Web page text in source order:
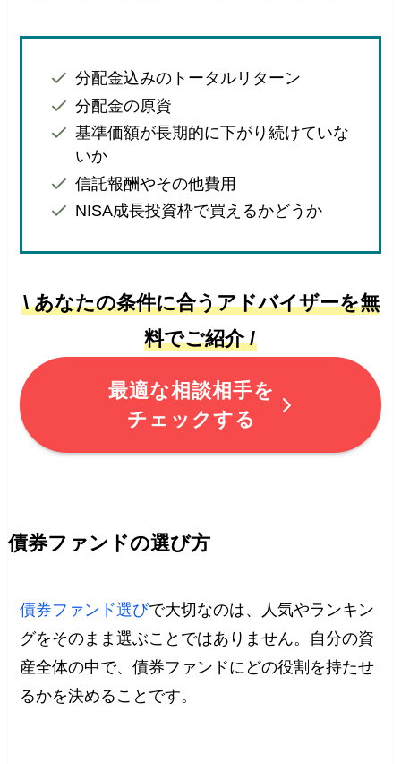
分配金込みのトータルリターン
分配金の原資
基準価額が長期的に下がり続けていな
いか
信託報酬やその他費用
NISA成長投資枠で買えるかどうか
\ あなたの条件に合うアドバイザーを無
料でご紹介 /
最適な相談相手を
チェックする
債券ファンドの選び方
債券ファンド選びで大切なのは、人気やランキン
グをそのまま選ぶことではありません。自分の資
産全体の中で、債券ファンドにどの役割を持たせ
るかを決めることです。